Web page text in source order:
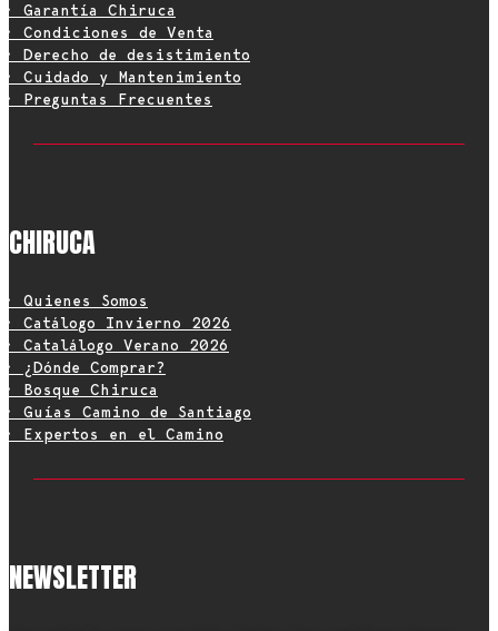
• Garantía Chiruca
• Condiciones de Venta
• Derecho de desistimiento
• Cuidado y Mantenimiento
• Preguntas Frecuentes
CHIRUCA
• Quienes Somos
• Catálogo Invierno 2026
• Catalálogo Verano 2026
• ¿Dónde Comprar?
• Bosque Chiruca
• Guías Camino de Santiago
• Expertos en el Camino
NEWSLETTER